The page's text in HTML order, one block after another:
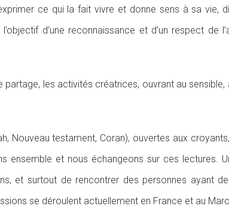
ce qui la fait vivre et donne sens à sa vie,
d’une reconnaissance et d’un respect de
les activités créatrices, ouvrant au sensible,
Nouveau testament, Coran), ouvertes aux
ensemble et nous échangeons sur ces lectures.
et surtout de rencontrer des personnes ayant
se déroulent actuellement en France et au